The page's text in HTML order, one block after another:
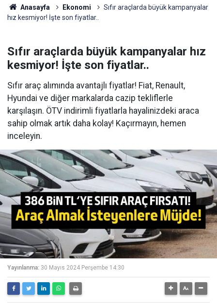
Anasayfa Ekonomi
Sıfır araçlarda büyük kampanyalar
hız kesmiyor! İşte son fiyatlar..
Sıfır araçlarda büyük kampanyalar hız
kesmiyor! İşte son fiyatlar..
Sıfır araç alımında avantajlı fiyatlar! Fiat, Renault,
Hyundai ve diğer markalarda cazip tekliflerle
karşılaşın. ÖTV indirimli fiyatlarla hayalinizdeki araca
sahip olmak artık daha kolay! Kaçırmayın, hemen
inceleyin.
Yayınlanma: 30 Mayıs 2024 Perşembe 14:30